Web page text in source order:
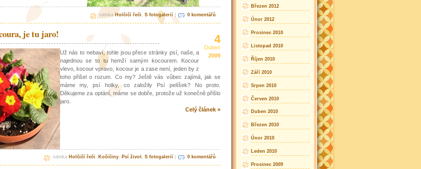
rubrikaHolčičí řeči ,S fotogalerií 0 komentářů
4
Duben
2009
je tu jaro!
Už nás to nebaví, tohle jsou přece stránky psí, naše, a
najednou se to tu hemží samým kocourem. Kocour
vlevo, kocour vpravo, kocour je a zase není, jeden by z
toho přišel o rozum. Co my? Ještě vás vůbec zajímá, jak se
máme my, psí holky, co založily Psí pelíšek? No proto.
Děkujeme za optání, máme se dobře, protože už konečně přišlo
jaro.
Celý článek »
rubrika Holčičí řeči , Kočičiny, Psí život,S fotogalerií 0 komentářů
Březen 2012
Únor 2012
Prosinec 2010
Listopad 2010
Říjen 2010
Září 2010
Srpen 2010
Červen 2010
Duben 2010
Březen 2010
Únor 2010
Leden 2010
Prosinec 2009